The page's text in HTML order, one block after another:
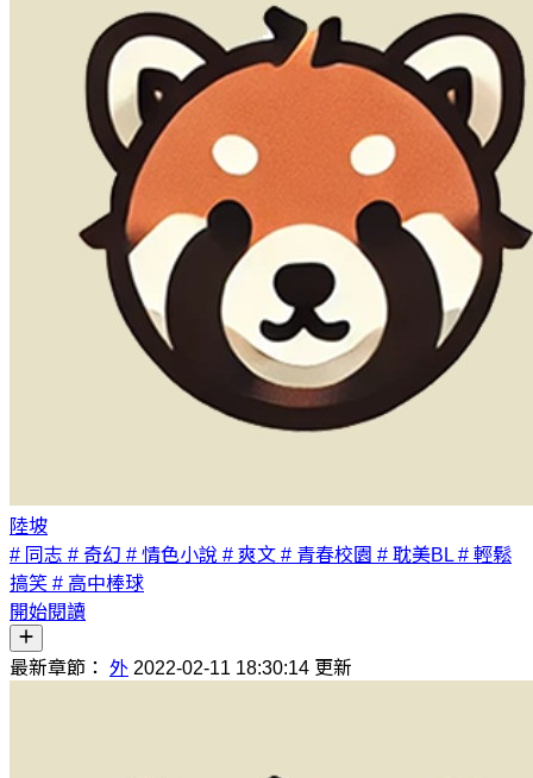
陸坡
# 同志 # 奇幻 # 情色小說 # 爽文 # 青春校園 # 耽美BL # 輕鬆
搞笑 # 高中棒球
開始閱讀
最新章節： 外 2022-02-11 18:30:14 更新